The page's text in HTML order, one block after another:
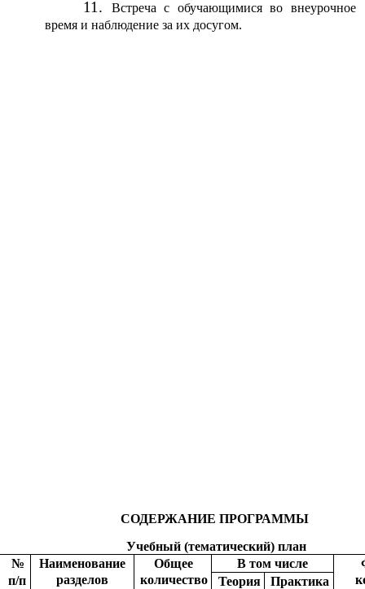
Встреча с обучающимися во внеурочное
время и наблюдение за их досугом.
СОДЕРЖАНИЕ ПРОГРАММЫ
Учебный (тематический) план
№
п/п
Наименование
разделов
Общее
количество
В том числе
Теория Практика